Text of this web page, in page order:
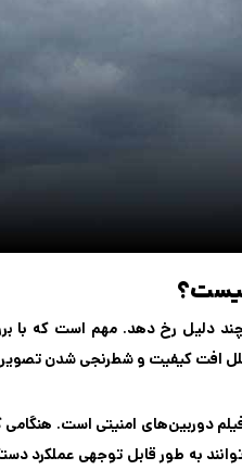
دلیل رخ دهد. مهم است که با
علل افت کیفیت و شطرنجی شدن
دوربین‌های امنیتی است. هنگامی
به طور قابل توجهی عملکرد